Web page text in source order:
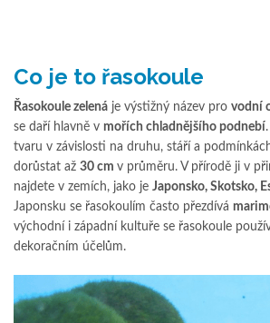
Co je to řasokoule
Řasokoule zelená je výstižný název pro vodní
se daří hlavně v mořích chladnějšího podnebí
tvaru v závislosti na druhu, stáří a
dorůstat až 30 cm v průměru. V přírodě ji v
najdete v zemích, jako je Japonsko, Skotsko,
Japonsku se řasokoulím často přezdívá
východní i západní kultuře se řasokoule
dekoračním účelům.